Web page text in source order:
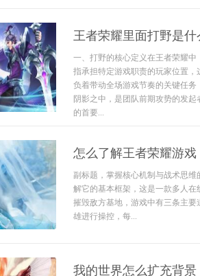
王者荣耀里面打野是
一、打野的核心定义在王者荣耀
指承担特定游戏职责的玩家位置
负着带动全场游戏节奏的关键任
阴影之中，是团队前期攻势的发
的首要...
怎么了解王者荣耀游
副标题，掌握核心机制与战术思
解它的基本框架，这是一款多人
摧毁敌方基地，游戏中有三条主
雄进行操控，每...
我的世界怎么扩充背